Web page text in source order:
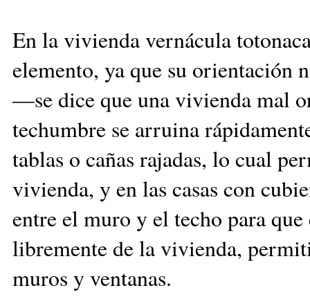
En la vivienda vernácula
elemento, ya que su orientación
—se dice que una vivienda mal
techumbre se arruina
tablas o cañas rajadas, lo cual
vivienda, y en las casas con
entre el muro y el techo para
libremente de la vivienda,
muros y ventanas.